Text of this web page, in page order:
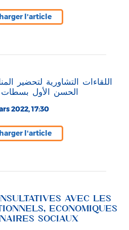
l'article
اللقاءات التشاورية لتحضير
الحسن الأول بسطات
2022, 17:30
l'article
AVEC LES
ECONOMIQUES
SOCIAUX